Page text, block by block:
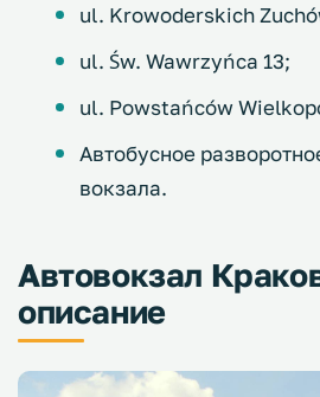
ul. Krowoderskich
ul. Św. Wawrzyńca 13;
​ul. Powstańców
Автобусное
вокзала.
Автовокзал
описание